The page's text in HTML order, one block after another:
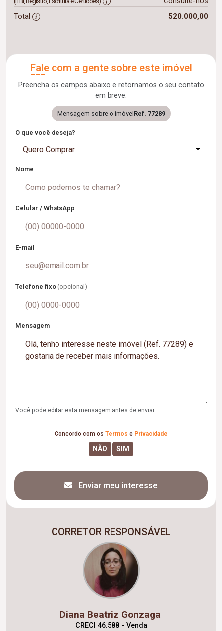
Total
520.000,00
Fale com a gente sobre este imóvel
Preencha os campos abaixo e retornamos o seu contato
em breve.
Mensagem sobre o imóvelRef. 77289
O que você deseja?
Quero Comprar
Nome
Celular / WhatsApp
E-mail
Telefone fixo (opcional)
Mensagem
Você pode editar esta mensagem antes de enviar.
Concordo com os Termos e Privacidade
Enviar meu interesse
CORRETOR RESPONSÁVEL
Diana Beatriz Gonzaga
CRECI 46.588 - Venda